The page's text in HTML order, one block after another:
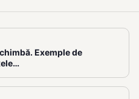
Exemple de